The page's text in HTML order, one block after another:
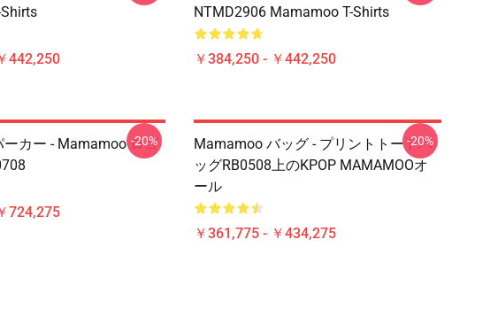
442,250
NTMD2906 Mamamoo T-Shirts
￥384,250 - ￥442,250
カー - Mamamoo ロゴ
724,275
-20%
Mamamoo バッグ - プリントトートバ
ッグRB0508上のKPOP MAMAMOOオ
ール
￥361,775 - ￥434,275
-20%